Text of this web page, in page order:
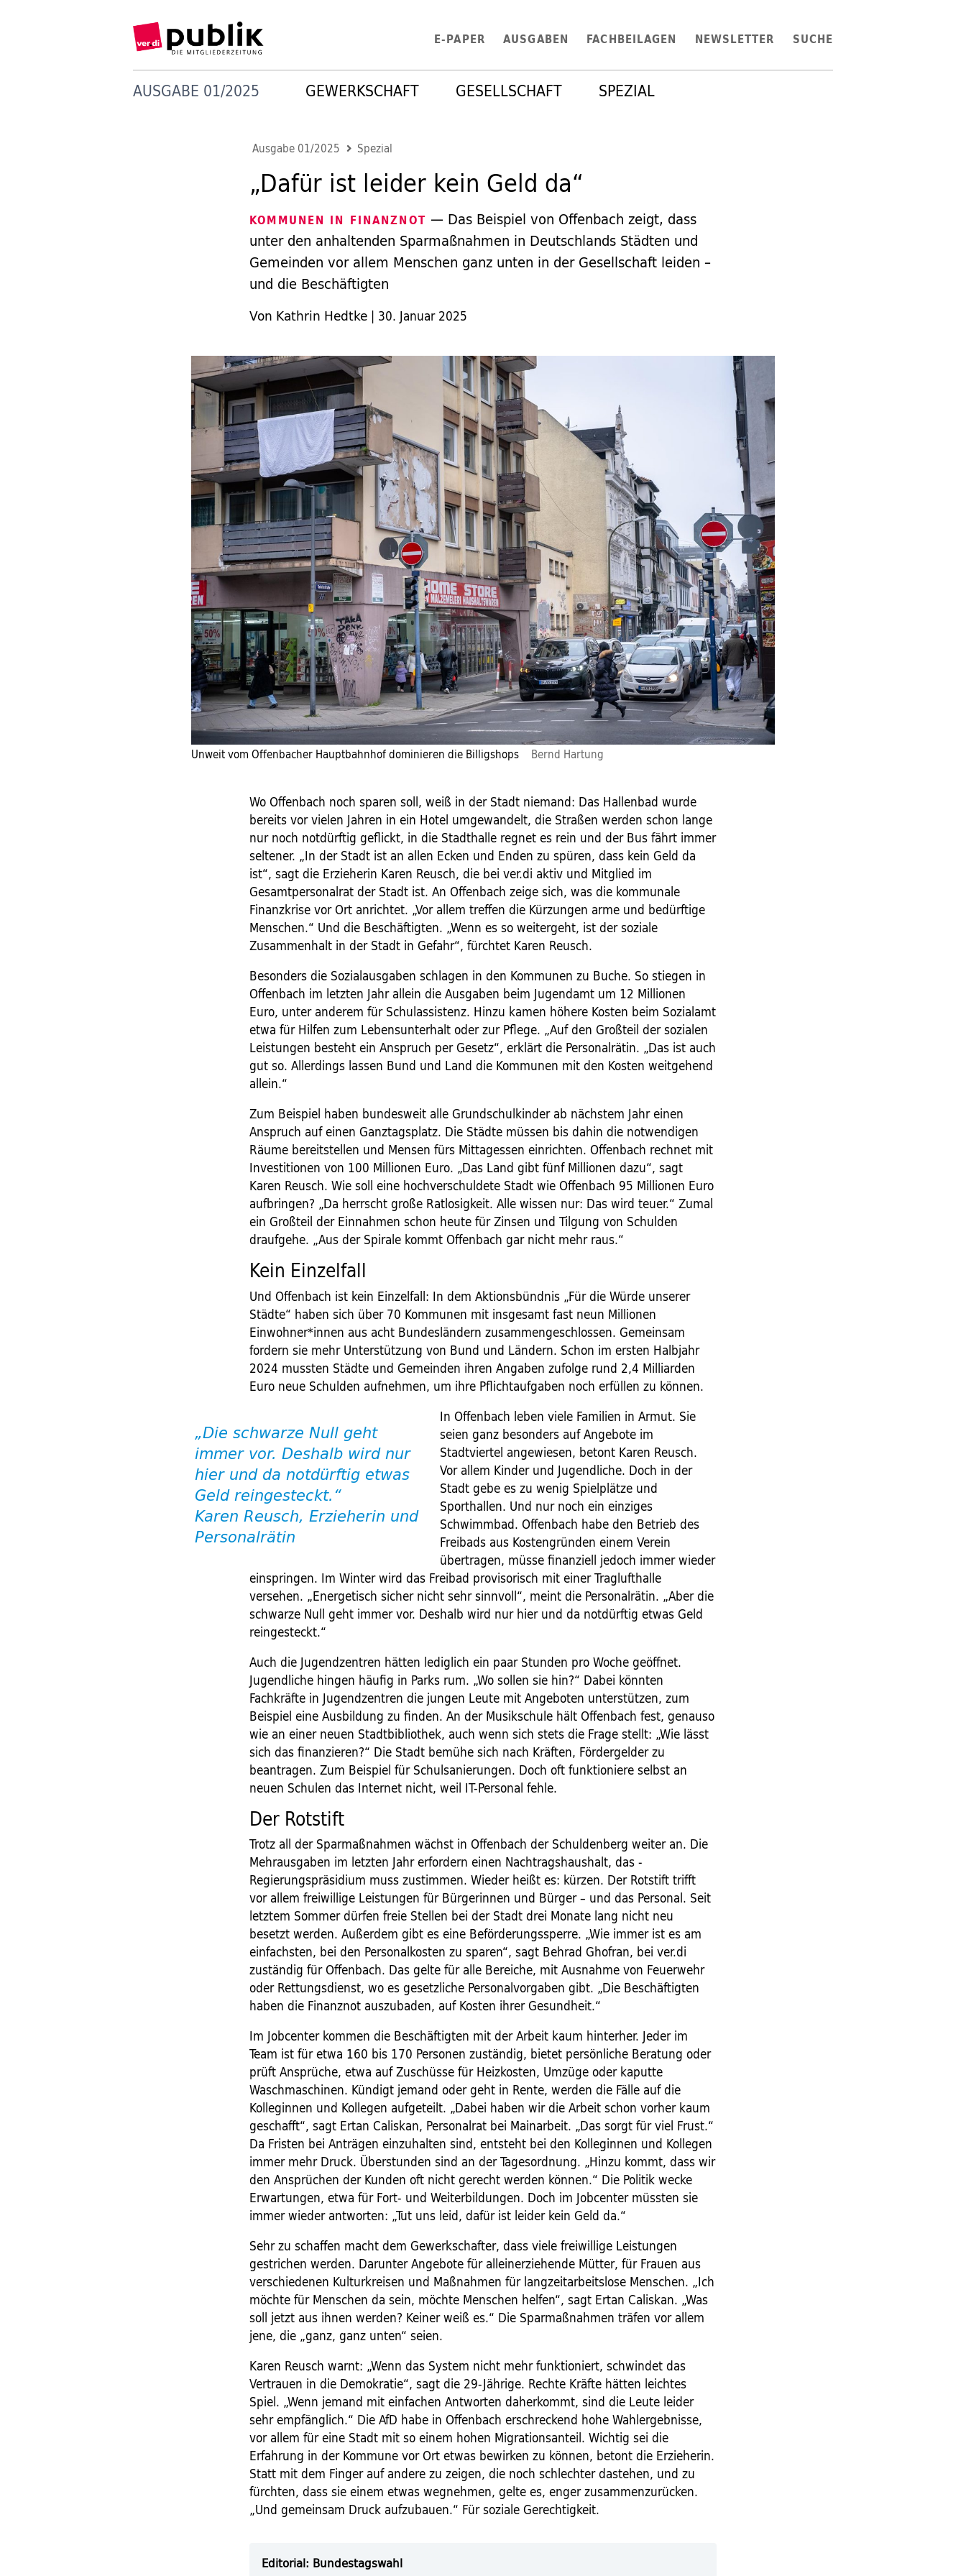
E-PAPER AUSGABEN FACHBEILAGEN NEWSLETTER SUCHE
AUSGABE 01/2025 GEWERKSCHAFT GESELLSCHAFT SPEZIAL
Ausgabe 01/2025 Spezial
„Dafür ist leider kein Geld da“
KOMMUNEN IN FINANZNOT — Das Beispiel von Offenbach zeigt, dass
unter den anhaltenden Sparmaßnahmen in Deutschlands Städten und
Gemeinden vor allem Menschen ganz unten in der Gesellschaft leiden –
und die Beschäftigten
Von Kathrin Hedtke | 30. Januar 2025
Unweit vom Offenbacher Hauptbahnhof dominieren die Billigshops Bernd Hartung
Wo Offenbach noch sparen soll, weiß in der Stadt niemand: Das Hallenbad wurde
bereits vor vielen Jahren in ein Hotel umgewandelt, die Straßen werden schon lange
nur noch notdürftig geflickt, in die Stadthalle regnet es rein und der Bus fährt immer
seltener. „In der Stadt ist an allen Ecken und Enden zu spüren, dass kein Geld da
ist“, sagt die Erzieherin Karen Reusch, die bei ver.di aktiv und Mitglied im
Gesamtpersonalrat der Stadt ist. An Offenbach zeige sich, was die kommunale
Finanzkrise vor Ort anrichtet. „Vor allem treffen die Kürzungen arme und bedürftige
Menschen.“ Und die Beschäftigten. „Wenn es so weitergeht, ist der soziale
Zusammenhalt in der Stadt in ­Gefahr“, fürchtet Karen Reusch.
Besonders die Sozialausgaben schlagen in den Kommunen zu Buche. So stiegen in
Offenbach im letzten Jahr allein die Ausgaben beim Jugendamt um 12 Millionen
Euro, unter anderem für Schulassistenz. Hinzu kamen höhere Kosten beim Sozialamt
etwa für Hilfen zum Lebens­unterhalt oder zur Pflege. „Auf den Großteil der sozialen
Leistungen besteht ein Anspruch per Gesetz“, erklärt die Personalrätin. „Das ist auch
gut so. Allerdings lassen Bund und Land die Kommunen mit den Kosten weitgehend
allein.“
Zum Beispiel haben bundesweit alle Grundschulkinder ab nächstem Jahr ­einen
Anspruch auf einen Ganztagsplatz. Die Städte müssen bis dahin die notwendigen
Räume bereitstellen und Mensen fürs Mittagessen einrichten. Offenbach rechnet mit
Investitionen von 100 Millionen Euro. „Das Land gibt fünf Millionen dazu“, sagt
Karen Reusch. Wie soll eine hochverschuldete Stadt wie Offenbach 95 Millionen Euro
aufbringen? „Da herrscht große Ratlosigkeit. Alle wissen nur: Das wird teuer.“ Zumal
ein Großteil der Einnahmen schon heute für Zinsen und Tilgung von Schulden
draufgehe. „Aus der Spirale kommt Offenbach gar nicht mehr raus.“
Kein Einzelfall
Und Offenbach ist kein Einzelfall: In dem Aktionsbündnis „Für die Würde unserer
Städte“ haben sich über 70 Kommunen mit insgesamt fast neun Millionen
Einwohner*innen aus acht Bundesländern zusammengeschlossen. Gemeinsam
fordern sie mehr Unterstützung von Bund und Ländern. Schon im ersten Halbjahr
2024 mussten Städte und Gemeinden ­ihren Angaben zufolge rund 2,4 Milliarden
Euro neue Schulden aufnehmen, um ihre Pflichtaufgaben noch erfüllen zu ­können.
„Die schwarze Null geht
immer vor. Deshalb wird nur
hier und da not­dürftig etwas
Geld reingesteckt.“
Karen Reusch, Erzieherin und
Personalrätin
In Offenbach leben viele Familien in ­Armut. Sie
seien ganz besonders auf ­Angebote im
Stadtviertel angewiesen, betont Karen Reusch.
Vor allem Kinder und Jugendliche. Doch in der
Stadt gebe es zu wenig Spielplätze und
Sporthallen. Und nur noch ein einziges
Schwimmbad. Offenbach habe den Betrieb des
Freibads aus Kostengründen einem Verein
übertragen, müsse finanziell jedoch immer wieder
einspringen. Im Winter wird das Freibad provisorisch mit einer Traglufthalle
versehen. „Energetisch sicher nicht sehr sinnvoll“, meint die Personalrätin. „Aber die
schwarze Null geht immer vor. Deshalb wird nur hier und da notdürftig etwas Geld
reingesteckt.“
Auch die Jugendzentren hätten lediglich ein paar Stunden pro Woche geöffnet.
Jugendliche hingen häufig in Parks rum. „Wo sollen sie hin?“ Dabei könnten
Fachkräfte in Jugendzentren die jungen Leute mit Angeboten unterstützen, zum
Beispiel eine Ausbildung zu finden. An der Musikschule hält Offenbach fest, genauso
wie an einer neuen Stadtbibliothek, auch wenn sich stets die Frage stellt: „Wie lässt
sich das finanzieren?“ Die Stadt ­bemühe sich nach Kräften, Fördergelder zu
beantragen. Zum Beispiel für Schul­sanierungen. Doch oft funktioniere selbst an
neuen Schulen das Internet nicht, weil IT-Personal fehle.
Der Rotstift
Trotz all der Sparmaßnahmen wächst in Offenbach der Schuldenberg weiter an. Die
Mehrausgaben im letzten Jahr er­fordern einen Nachtragshaushalt, das ­
Regierungspräsidium muss zustimmen. Wieder heißt es: kürzen. Der Rotstift trifft
vor allem freiwillige Leistungen für Bürgerinnen und Bürger – und das Personal. Seit
letztem Sommer dürfen freie Stellen bei der Stadt drei Monate lang nicht neu
besetzt werden. Außerdem gibt es eine Beförderungssperre. „Wie immer ist es am
einfachsten, bei den Personalkosten zu sparen“, sagt Behrad Ghofran, bei ver.di
zuständig für Offenbach. Das gelte für alle Bereiche, mit Ausnahme von Feuer­wehr
oder Rettungsdienst, wo es ­gesetzliche Personalvorgaben gibt. „Die Beschäftigten
haben die Finanznot auszubaden, auf Kosten ihrer Gesundheit.“
Im Jobcenter kommen die Beschäftigten mit der Arbeit kaum hinterher. Jeder im
Team ist für etwa 160 bis 170 Personen zuständig, bietet persönliche Beratung oder
prüft Ansprüche, etwa auf Zuschüsse für Heizkosten, Umzüge oder kaputte
Waschmaschinen. Kündigt jemand oder geht in Rente, werden die Fälle auf die
Kolleginnen und Kollegen aufgeteilt. „Dabei haben wir die Arbeit schon vorher kaum
geschafft“, sagt Ertan Caliskan, ­Personalrat bei Mainarbeit. „Das sorgt für viel Frust.“
Da Fristen bei Anträgen einzuhalten sind, entsteht bei den Kolleginnen und Kollegen
immer mehr Druck. Überstunden sind an der Tagesordnung. „Hinzu kommt, dass wir
den Ansprüchen der Kunden oft nicht gerecht werden ­können.“ Die Politik wecke
Erwartungen, etwa für Fort- und Weiterbildungen. Doch im Jobcenter müssten sie
immer wieder antworten: „Tut uns leid, dafür ist leider kein Geld da.“
Sehr zu schaffen macht dem Gewerkschafter, dass viele freiwillige Leistungen
gestrichen werden. Darunter Angebote für allein­erziehende Mütter, für Frauen aus
verschiedenen Kulturkreisen und Maßnahmen für langzeitarbeitslose Menschen. „Ich
möchte für Menschen da sein, möchte Menschen helfen“, sagt Ertan Caliskan. „Was
soll jetzt aus ihnen werden? Keiner weiß es.“ Die Sparmaßnahmen ­träfen vor allem
jene, die „ganz, ganz ­unten“ seien.
Karen Reusch warnt: „Wenn das System nicht mehr funktioniert, schwindet das
Vertrauen in die Demokratie“, sagt die 29-Jährige. Rechte Kräfte hätten leichtes
Spiel. „Wenn jemand mit einfachen Antworten daherkommt, sind die Leute leider
sehr empfänglich.“ Die AfD habe in Offenbach erschreckend hohe Wahlergebnisse,
vor allem für eine Stadt mit so einem hohen Migrationsanteil. Wichtig sei die
Erfahrung in der Kommune vor Ort etwas bewirken zu können, betont die Erzieherin.
Statt mit dem Finger auf andere zu zeigen, die noch schlechter dastehen, und zu
fürchten, dass sie einem etwas wegnehmen, gelte es, enger zusammenzurücken.
„Und gemeinsam Druck aufzubauen.“ Für soziale Gerechtigkeit.
Editorial: Bundestagswahl